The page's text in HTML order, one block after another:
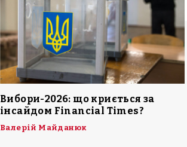
Вибори-2026: що криється за
інсайдом Financial Times?
Валерій Майданюк